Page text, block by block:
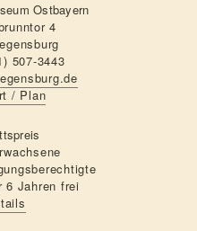
Ostbayern
4
507-3443
/ Plan
6 Jahren frei